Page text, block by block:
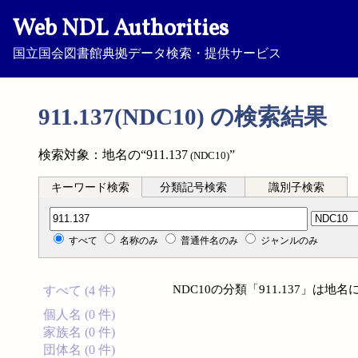
Web NDL Authorities
国立国会図書館典拠データ検索・提供サービス
911.137(NDC10) の検索結果
検索対象：地名の“911.137 (NDC10)”
キーワード検索 分類記号検索 識別子検索
分類記号検索
すべて 名称のみ 普通件名のみ ジャンルのみ
すべて (4 件)
個人名 (0 件)
家族名 (0 件)
団体名 (0 件)
NDC10の分類「911.137」は地名